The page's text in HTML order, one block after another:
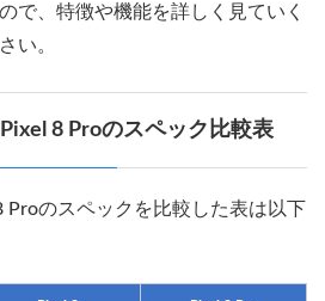
で、特徴や機能を詳しく見ていく
い。
8 Proのスペック比較表
Proのスペックを比較した表は以下